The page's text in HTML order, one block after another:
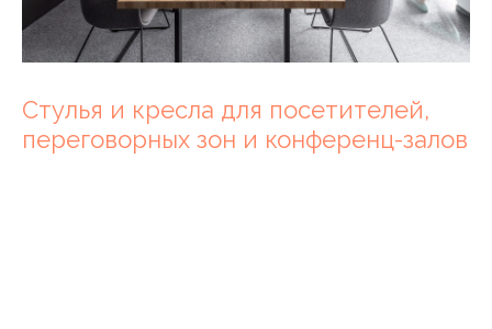
Стулья и кресла для посетителей,
переговорных зон и конференц-залов